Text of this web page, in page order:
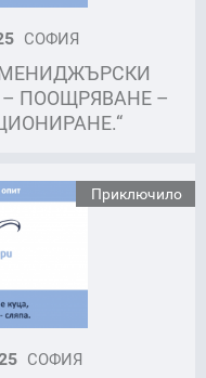
СОФИЯ
ПООЩРЯВАНЕ –
Приключило
СОФИЯ